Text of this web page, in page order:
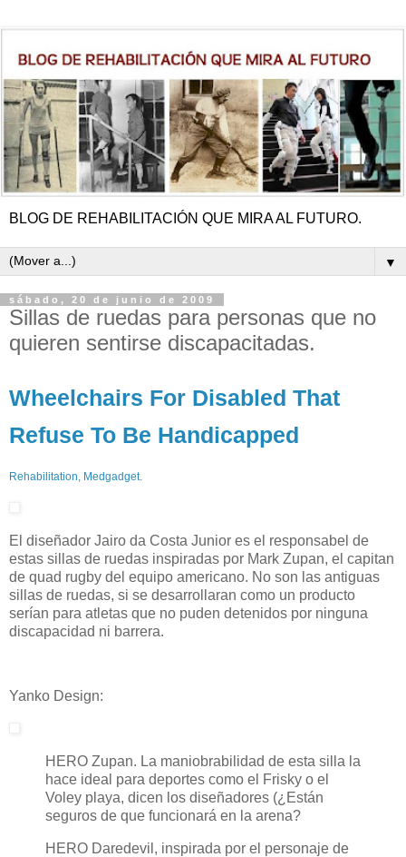
BLOG DE REHABILITACIÓN QUE MIRA AL FUTURO.
▼
sábado, 20 de junio de 2009
Sillas de ruedas para personas que no
quieren sentirse discapacitadas.
Wheelchairs For Disabled That
Refuse To Be Handicapped
Rehabilitation, Medgadget.
El diseñador Jairo da Costa Junior es el responsabel de
estas sillas de ruedas inspiradas por Mark Zupan, el capitan
de quad rugby del equipo americano. No son las antiguas
sillas de ruedas, si se desarrollaran como un producto
serían para atletas que no puden detenidos por ninguna
discapacidad ni barrera.
Yanko Design:
HERO Zupan. La maniobrabilidad de esta silla la
hace ideal para deportes como el Frisky o el
Voley playa, dicen los diseñadores (¿Están
seguros de que funcionará en la arena?
HERO Daredevil, inspirada por el personaje de